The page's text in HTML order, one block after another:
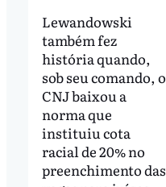
Lewandowski
também fez
história quando,
sob seu comando, o
CNJ baixou a
norma que
instituiu cota
racial de 20% no
preenchimento das